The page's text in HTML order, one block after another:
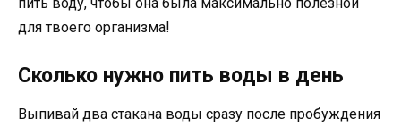
для твоего организма!
Сколько нужно пить воды в день
Выпивай два стакана воды сразу после пробуждения